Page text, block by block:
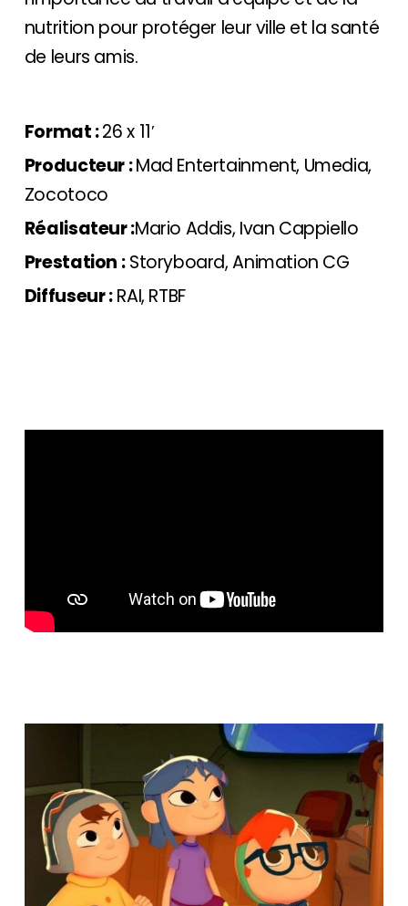
nutrition pour protéger leur ville et la santé
de leurs amis.
Format :26 x 11′
Producteur :Mad Entertainment, Umedia,
Zocotoco
Réalisateur :Mario Addis, Ivan Cappiello
Prestation : Storyboard, Animation CG
Diffuseur :RAI, RTBF